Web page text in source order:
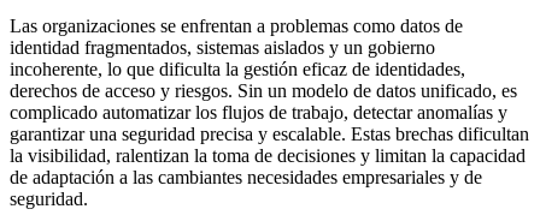
Las organizaciones se enfrentan a problemas como datos de
identidad fragmentados, sistemas aislados y un gobierno
incoherente, lo que dificulta la gestión eficaz de identidades,
derechos de acceso y riesgos. Sin un modelo de datos unificado, es
complicado automatizar los flujos de trabajo, detectar anomalías y
garantizar una seguridad precisa y escalable. Estas brechas dificultan
la visibilidad, ralentizan la toma de decisiones y limitan la capacidad
de adaptación a las cambiantes necesidades empresariales y de
seguridad.